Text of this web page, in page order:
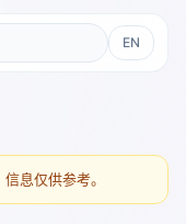
EN
息仅供参考。